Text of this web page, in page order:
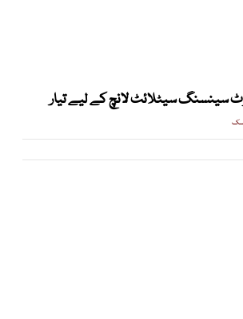
سینسنگ سیٹلائٹ لانچ کے لیے تیار